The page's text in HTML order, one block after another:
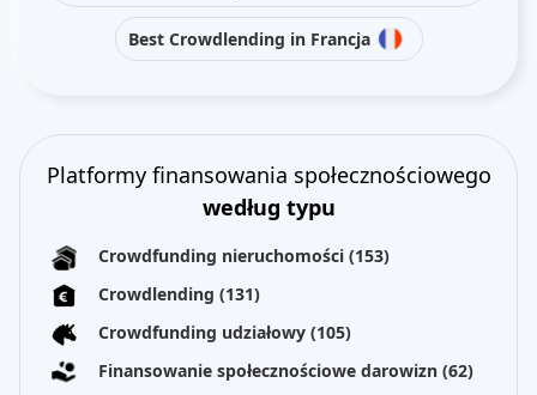
Best Crowdlending in Francja
Platformy finansowania społecznościowego
według typu
Crowdfunding nieruchomości (153)
Crowdlending (131)
Crowdfunding udziałowy (105)
Finansowanie społecznościowe darowizn (62)